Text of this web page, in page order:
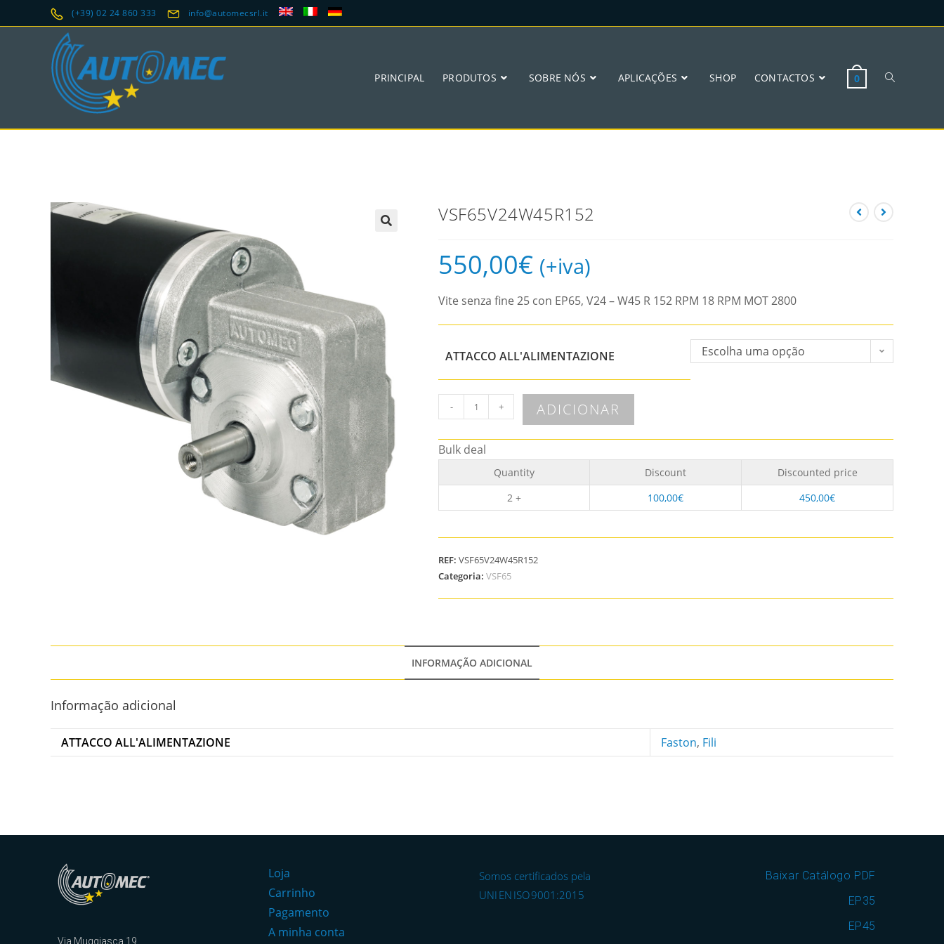
(+39) 02 24 860 333 info@automecsrl.it
PRINCIPAL PRODUTOS SOBRE NÓS APLICAÇÕES SHOP CONTACTOS 0
VSF65V24W45R152
550,00€ (+iva)
Vite senza fine 25 con EP65, V24 – W45 R 152 RPM 18 RPM MOT 2800
ATTACCO ALL'ALIMENTAZIONE Escolha uma opção
- + ADICIONAR
Bulk deal
Quantity Discount
Discounted price
2 +
100,00€ 450,00€
REF: VSF65V24W45R152
Categoria: VSF65
INFORMAÇÃO ADICIONAL
Informação adicional
ATTACCO ALL'ALIMENTAZIONE Faston, Fili
Via Muggiasca 19
Loja
Carrinho
Pagamento
A minha conta
Somos certificados pela
UNI EN ISO 9001:2015
Baixar Catálogo PDF
EP35
EP45